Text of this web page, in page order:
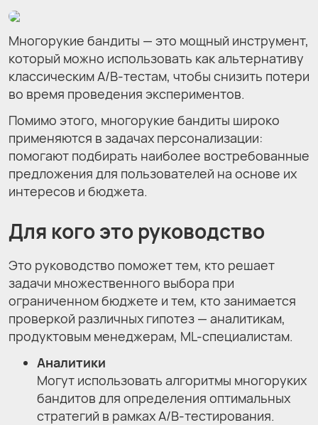
Многорукие бандиты — это мощный инструмент,
который можно использовать как альтернативу
классическим A/B-тестам, чтобы снизить потери
во время проведения экспериментов.
Помимо этого, многорукие бандиты широко
применяются в задачах персонализации:
помогают подбирать наиболее востребованные
предложения для пользователей на основе их
интересов и бюджета.
Для кого это руководство
Это руководство поможет тем, кто решает
задачи множественного выбора при
ограниченном бюджете и тем, кто занимается
проверкой различных гипотез — аналитикам,
продуктовым менеджерам, ML-специалистам.
Аналитики
Могут использовать алгоритмы многоруких
бандитов для определения оптимальных
стратегий в рамках A/B-тестирования.